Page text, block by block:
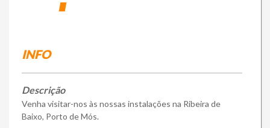
INFO
Descrição
Venha visitar-nos às nossas instalações na Ribeira de
Baixo, Porto de Mós.